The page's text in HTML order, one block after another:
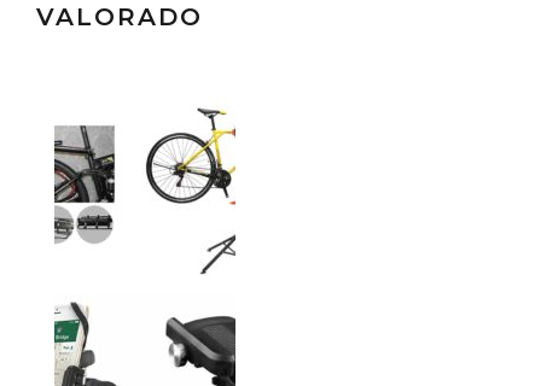
VALORADO